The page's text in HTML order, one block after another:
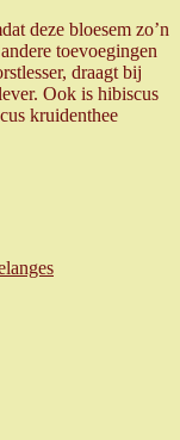
deze bloesem zo’n
toevoegingen
draagt bij
Ook is hibiscus
kruidenthee